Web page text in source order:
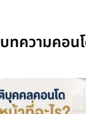
บทความคอน